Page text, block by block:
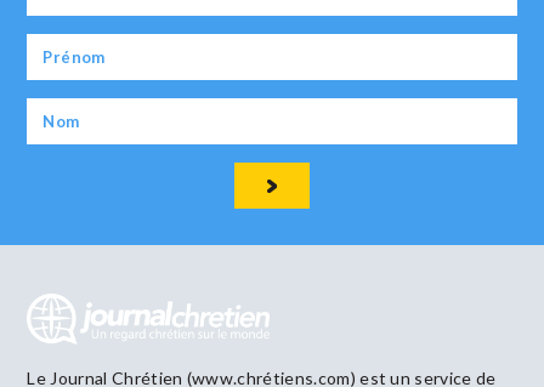
Le Journal Chrétien (www.chrétiens.com) est un service de